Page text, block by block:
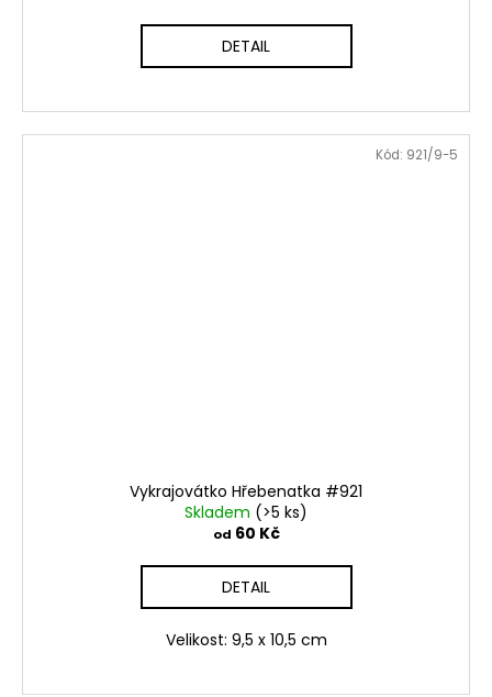
DETAIL
Vykrajovátko Hřebenatka #921
Skladem (>5 ks)
od 60 Kč
DETAIL
Velikost: 9,5 x 10,5 cm
Kód: 921/9-5